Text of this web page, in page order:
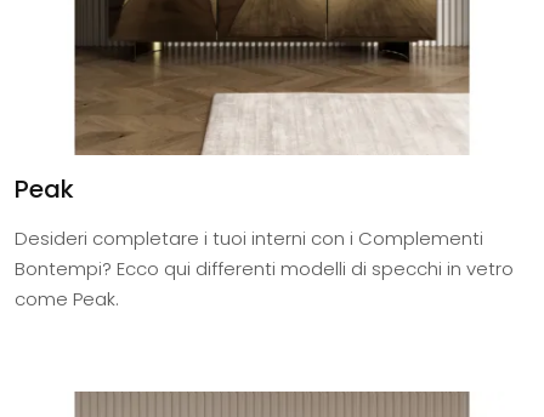
Peak
Desideri completare i tuoi interni con i Complementi
Bontempi? Ecco qui differenti modelli di specchi in vetro
come Peak.